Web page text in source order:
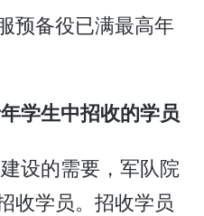
预备役已满最高年
学生中招收的学员
设的需要，军队院
收学员。招收学员